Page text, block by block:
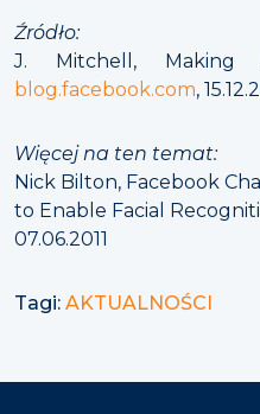
Źródło:
J. Mitchell, Making
blog.facebook.com,
Więcej na ten temat:
Nick Bilton, Facebook
to Enable Facial
07.06.2011
Tagi: AKTUALNOŚCI